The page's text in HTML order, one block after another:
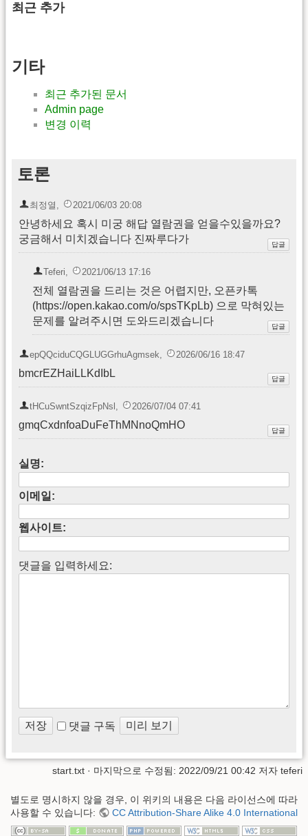
최근 추가
기타
최근 추가된 문서
Admin page
변경 이력
토론
최정열 , 2021/06/03 20:08
안녕하세요 혹시 미궁 해답 열람권을 얻을수있을까요?
궁금해서 미치겠습니다 진짜루다가
Teferi, 2021/06/13 17:16
전체 열람권을 드리는 것은 어렵지만, 오픈카톡
(https://open.kakao.com/o/spsTKpLb) 으로 막혀있는
문제를 알려주시면 도와드리겠습니다
epQQciduCQGLUGGrhuAgmsek 2026/06/16 18:47
bmcrEZHaiLLKdIbL
tHCuSwntSzqizFpNsl 2026/07/04 07:41
gmqCxdnfoaDuFeThMNnoQmHO
실명:
이메일:
웹사이트:
댓글을 입력하세요:
댓글 구독
start.txt · 마지막으로 수정됨: 2022/09/21 00:42 저자 teferi
별도로 명시하지 않을 경우, 이 위키의 내용은 다음 라이선스에 따라
사용할 수 있습니다:
CC Attribution-Share Alike 4.0 International